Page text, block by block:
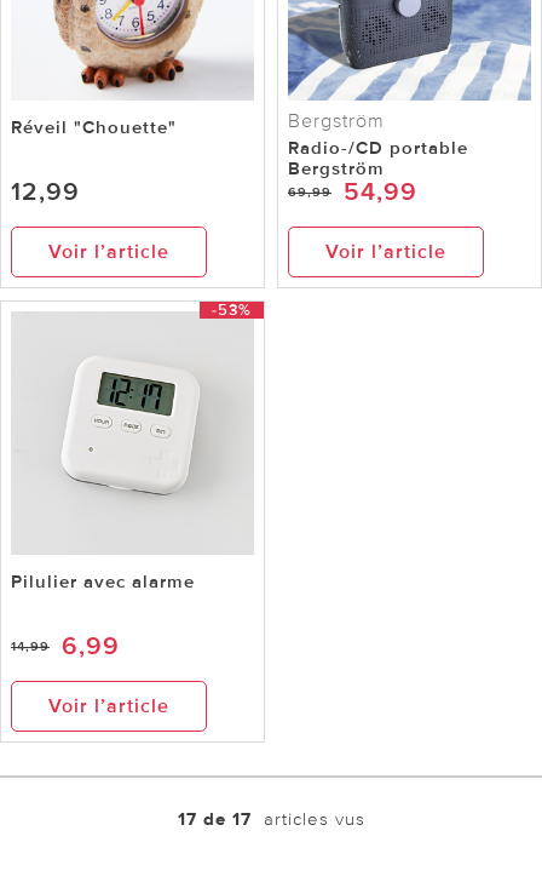
Réveil "Chouette"
12,99
Voir l’article
Bergström
Radio-/CD portable
Bergström
69,99 54,99
Voir l’article
-53%
Pilulier avec alarme
14,99 6,99
Voir l’article
17 de 17 articles vus